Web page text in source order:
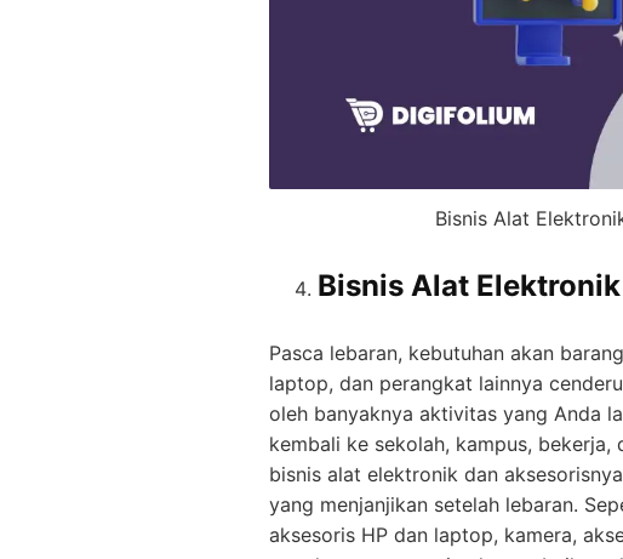
Bisnis Alat
Bisnis Alat
Pasca lebaran, kebutuhan akan
laptop, dan perangkat lainnya
oleh banyaknya aktivitas yang Anda
kembali ke sekolah, kampus, bekerja,
bisnis alat elektronik dan
yang menjanjikan setelah lebaran.
aksesoris HP dan laptop, kamera,